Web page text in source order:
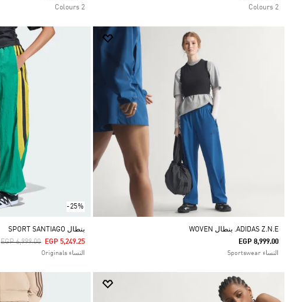
2 Colours
2 Colours
ADIDAS Z.N.E. بنطال WOVEN
EGP 8,999.00
النساء Sportswear
-25%
بنطال SPORT SANTIAGO
Price Reduced From
EGP 6,999.00ToEGP 5,249.25
النساء Originals